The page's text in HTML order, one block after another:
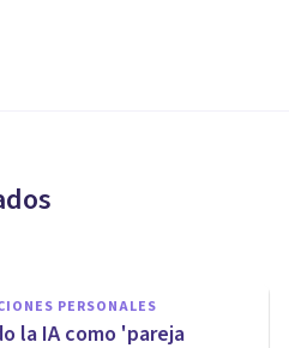
PERSONALES
la IA como 'pareja